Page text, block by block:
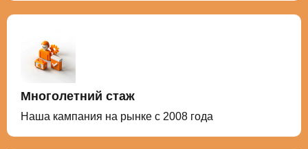
Многолетний стаж
Наша кампания на рынке с 2008 года